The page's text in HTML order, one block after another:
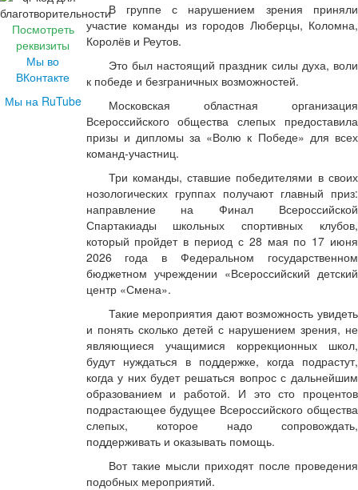
В группе с нарушением зрения приняли
участие команды из городов Люберцы, Коломна,
Королёв и Реутов.
Это был настоящий праздник силы духа, воли
к победе и безграничных возможностей.
Московская областная организация
Всероссийского общества слепых предоставила
призы и дипломы за «Волю к Победе» для всех
команд-участниц.
Три команды, ставшие победителями в своих
нозологических группах получают главный приз:
направление на Финал Всероссийской
Спартакиады школьных спортивных клубов,
который пройдет в период с 28 мая по 17 июня
2026 года в Федеральном государственном
бюджетном учреждении «Всероссийский детский
центр «Смена».
Такие мероприятия дают возможность увидеть
и понять сколько детей с нарушением зрения, не
являющиеся учащимися коррекционных школ,
будут нуждаться в поддержке, когда подрастут,
когда у них будет решаться вопрос с дальнейшим
образованием и работой. И это сто процентов
подрастающее будущее Всероссийского общества
слепых, которое надо сопровождать,
поддерживать и оказывать помощь.
Вот такие мысли приходят после проведения
подобных мероприятий.
Посмотреть
реквизиты
Мы во
ВКонтакте
Мы на RuTube